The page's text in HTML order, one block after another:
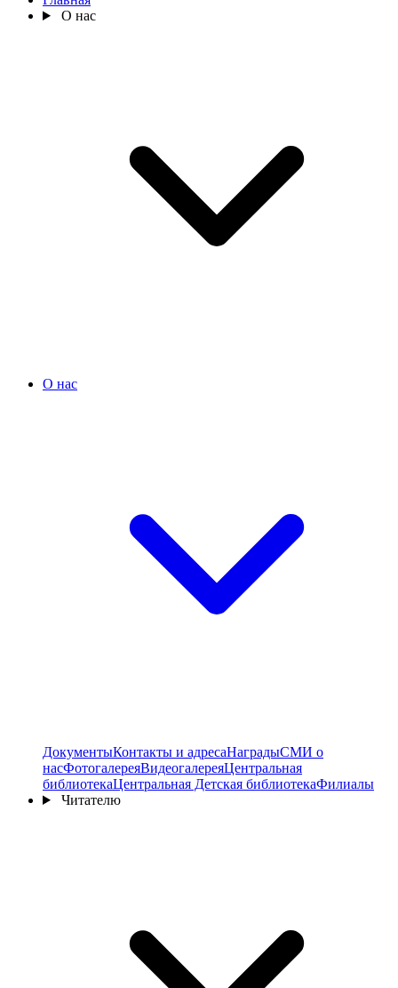
О нас
О нас
ДокументыКонтакты и адресаНаградыСМИ о
насФотогалереяВидеогалереяЦентральная
библиотекаЦентральная Детская библиотекаФилиалы
Читателю